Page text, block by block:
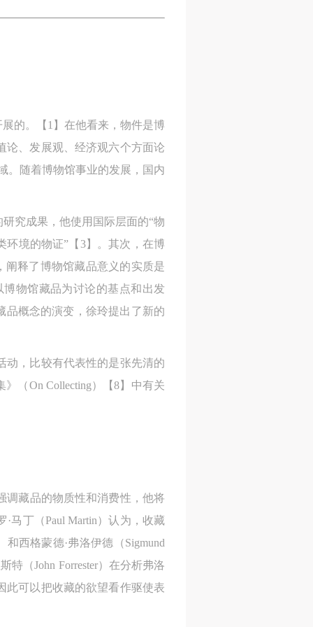
的。【1】在他看来，物件是博
论、发展观、经济观六个方面论
。随着博物馆事业的发展，国内
究成果，他使用国际层面的“物
环境的物证”【3】。其次，在博
阐释了博物馆藏品意义的实质是
物馆藏品为讨论的基点和出发
品概念的演变，徐玲提出了新的
动，比较有代表性的是张先清的
（On Collecting）【8】中有关
调藏品的物质性和消费性，他将
马丁（Paul Martin）认为，收藏
西格蒙德·弗洛伊德（Sigmund
（John Forrester）在分析弗洛
此可以把收藏的欲望看作驱使表